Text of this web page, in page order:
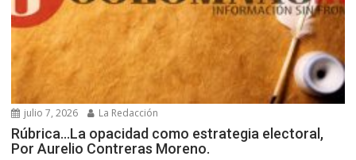
julio 7, 2026 La Redacción
Rúbrica…La opacidad como estrategia electoral,
Por Aurelio Contreras Moreno.